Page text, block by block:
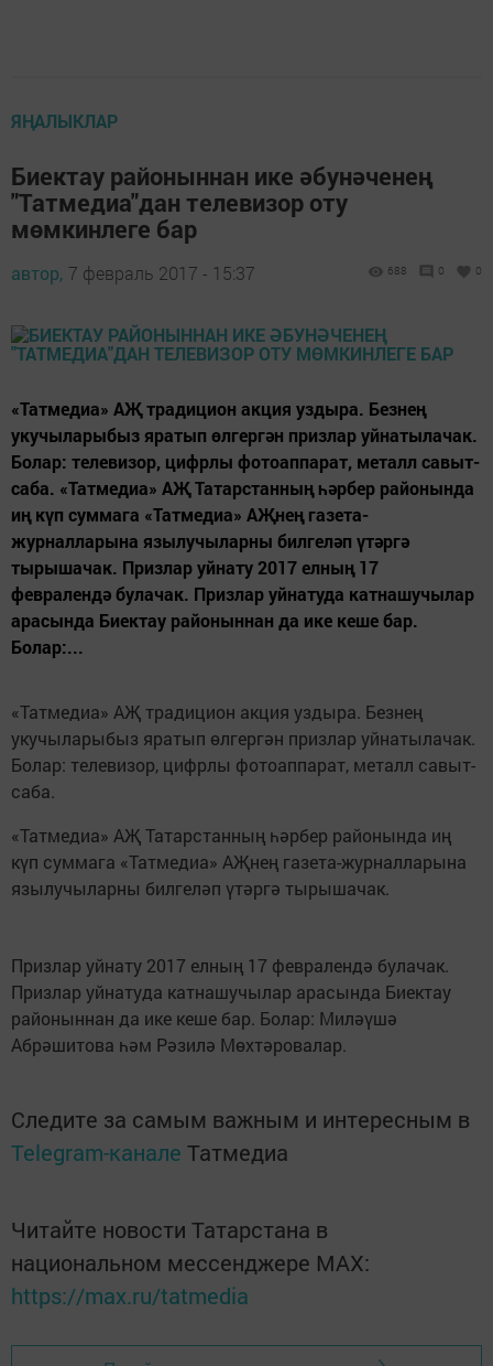
ЯҢАЛЫКЛАР
Биектау районыннан ике әбунәченең
"Татмедиа"дан телевизор оту
мөмкинлеге бар
автор, 7 февраль 2017 - 15:37 688 0 0
«Татмедиа» АҖ традицион акция уздыра. Безнең
укучыларыбыз яратып өлгергән призлар уйнатылачак.
Болар: телевизор, цифрлы фотоаппарат, металл савыт-
саба. «Татмедиа» АҖ Татарстанның һәрбер районында
иң күп суммага «Татмедиа» АҖнең газета-
журналларына язылучыларны билгеләп үтәргә
тырышачак. Призлар уйнату 2017 елның 17
февралендә булачак. Призлар уйнатуда катнашучылар
арасында Биектау районыннан да ике кеше бар.
Болар:...
«Татмедиа» АҖ традицион акция уздыра. Безнең
укучыларыбыз яратып өлгергән призлар уйнатылачак.
Болар: телевизор, цифрлы фотоаппарат, металл савыт-
саба.
«Татмедиа» АҖ Татарстанның һәрбер районында иң
күп суммага «Татмедиа» АҖнең газета-журналларына
язылучыларны билгеләп үтәргә тырышачак.
Призлар уйнату 2017 елның 17 февралендә булачак.
Призлар уйнатуда катнашучылар арасында Биектау
районыннан да ике кеше бар. Болар: Миләүшә
Абрәшитова һәм Рәзилә Мөхтәровалар.
Следите за самым важным и интересным в
Telegram-канале Татмедиа
Читайте новости Татарстана в
национальном мессенджере MАХ:
https://max.ru/tatmedia